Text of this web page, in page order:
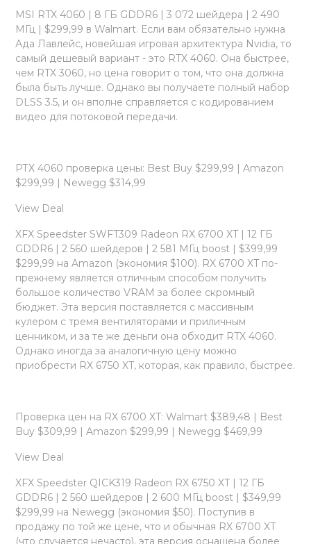
MSI RTX 4060 | 8 ГБ GDDR6 | 3 072 шейдера | 2 490
МГц | $299,99 в Walmart. Если вам обязательно нужна
Ада Лавлейс, новейшая игровая архитектура Nvidia, то
самый дешевый вариант - это RTX 4060. Она быстрее,
чем RTX 3060, но цена говорит о том, что она должна
была быть лучше. Однако вы получаете полный набор
DLSS 3.5, и он вполне справляется с кодированием
видео для потоковой передачи.
РТХ 4060 проверка цены: Best Buy $299,99 | Amazon
$299,99 | Newegg $314,99
View Deal
XFX Speedster SWFT309 Radeon RX 6700 XT | 12 ГБ
GDDR6 | 2 560 шейдеров | 2 581 МГц boost | $399,99
$299,99 на Amazon (экономия $100). RX 6700 XT по-
прежнему является отличным способом получить
большое количество VRAM за более скромный
бюджет. Эта версия поставляется с массивным
кулером с тремя вентиляторами и приличным
ценником, и за те же деньги она обходит RTX 4060.
Однако иногда за аналогичную цену можно
приобрести RX 6750 XT, которая, как правило, быстрее.
Проверка цен на RX 6700 XT: Walmart $389,48 | Best
Buy $309,99 | Amazon $299,99 | Newegg $469,99
View Deal
XFX Speedster QICK319 Radeon RX 6750 XT | 12 ГБ
GDDR6 | 2 560 шейдеров | 2 600 МГц boost | $349,99
$299,99 на Newegg (экономия $50). Поступив в
продажу по той же цене, что и обычная RX 6700 XT
(что случается нечасто), эта версия оснащена более